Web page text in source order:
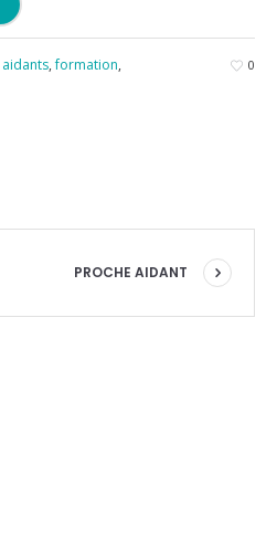
0
aidants,formation,
PROCHE AIDANT